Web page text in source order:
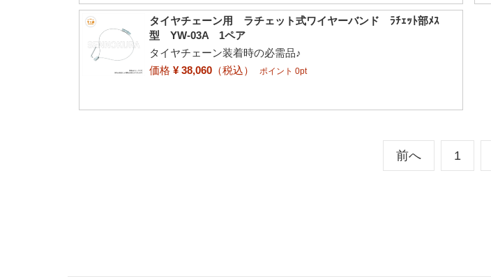
タイヤチェーン用 ラチェット式ワイヤーバンド ﾗﾁｪｯﾄ部ﾒｽ
型 YW-03A 1ペア
タイヤチェーン装着時の必需品♪
価格 ¥ 38,060 （税込） ポイント 0pt
前へ 1